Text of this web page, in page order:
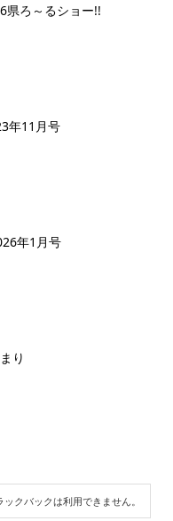
県ろ～るショー!!
年11月号
年1月号
り
ックバックは利用できません。